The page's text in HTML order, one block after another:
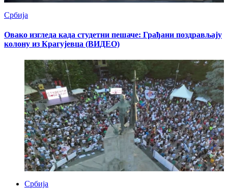
Србија
Овако изгледа када студетни пешаче: Грађани поздрављају
колону из Крагујевца (ВИДЕО)
Србија